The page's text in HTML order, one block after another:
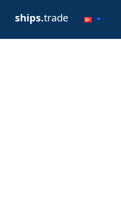
ships.trade